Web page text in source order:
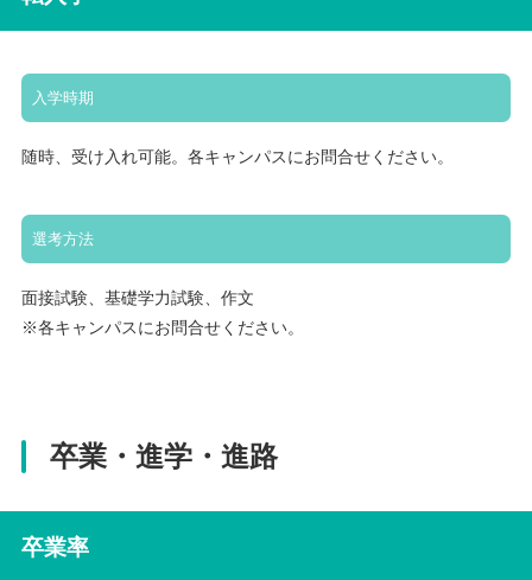
入学時期
随時、受け入れ可能。各キャンパスにお問合せください。
選考方法
面接試験、基礎学力試験、作文
※各キャンパスにお問合せください。
卒業・進学・進路
卒業率